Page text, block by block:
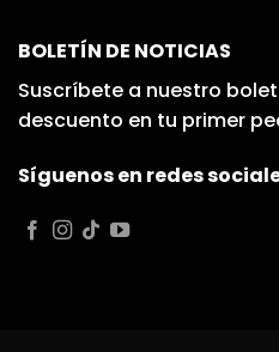
BOLETÍN DE NOTICIAS
Suscríbete a nuestro
descuento en tu primer
Síguenos en redes